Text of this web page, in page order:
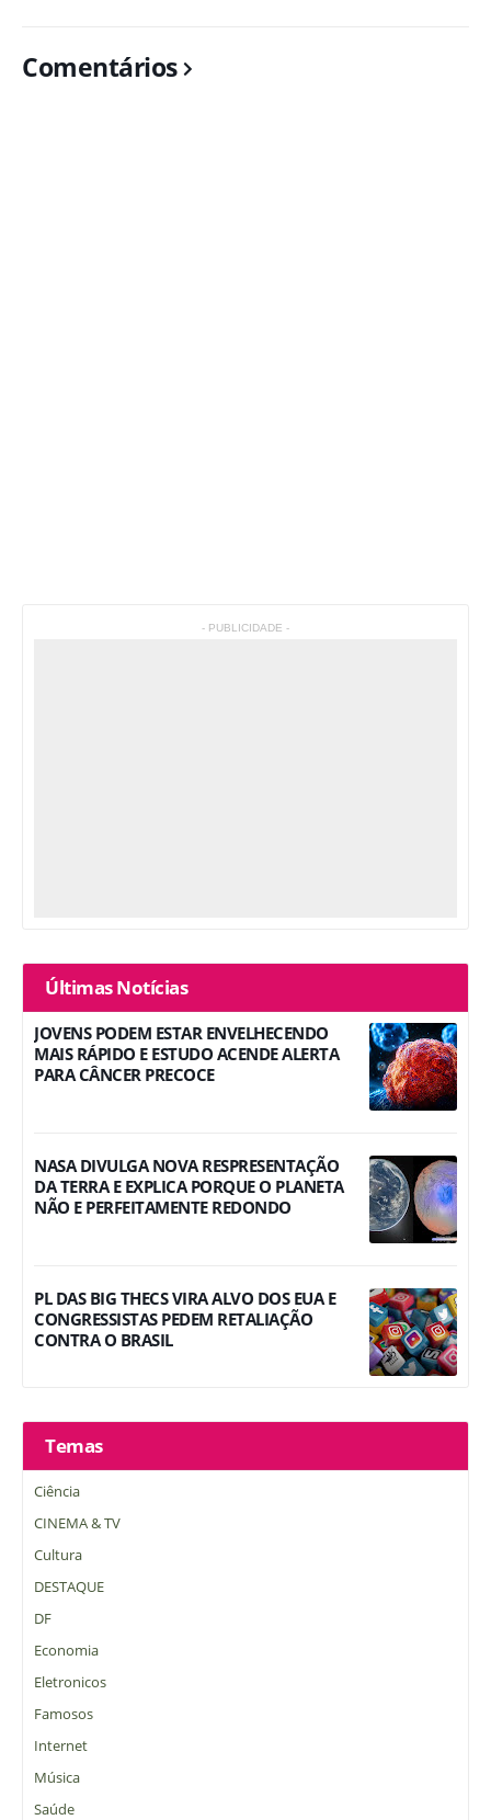
Comentários
- PUBLICIDADE -
Últimas Notícias
JOVENS PODEM ESTAR ENVELHECENDO
MAIS RÁPIDO E ESTUDO ACENDE ALERTA
PARA CÂNCER PRECOCE
NASA DIVULGA NOVA RESPRESENTAÇÃO
DA TERRA E EXPLICA PORQUE O PLANETA
NÃO E PERFEITAMENTE REDONDO
PL DAS BIG THECS VIRA ALVO DOS EUA E
CONGRESSISTAS PEDEM RETALIAÇÃO
CONTRA O BRASIL
Temas
Ciência
CINEMA & TV
Cultura
DESTAQUE
DF
Economia
Eletronicos
Famosos
Internet
Música
Saúde